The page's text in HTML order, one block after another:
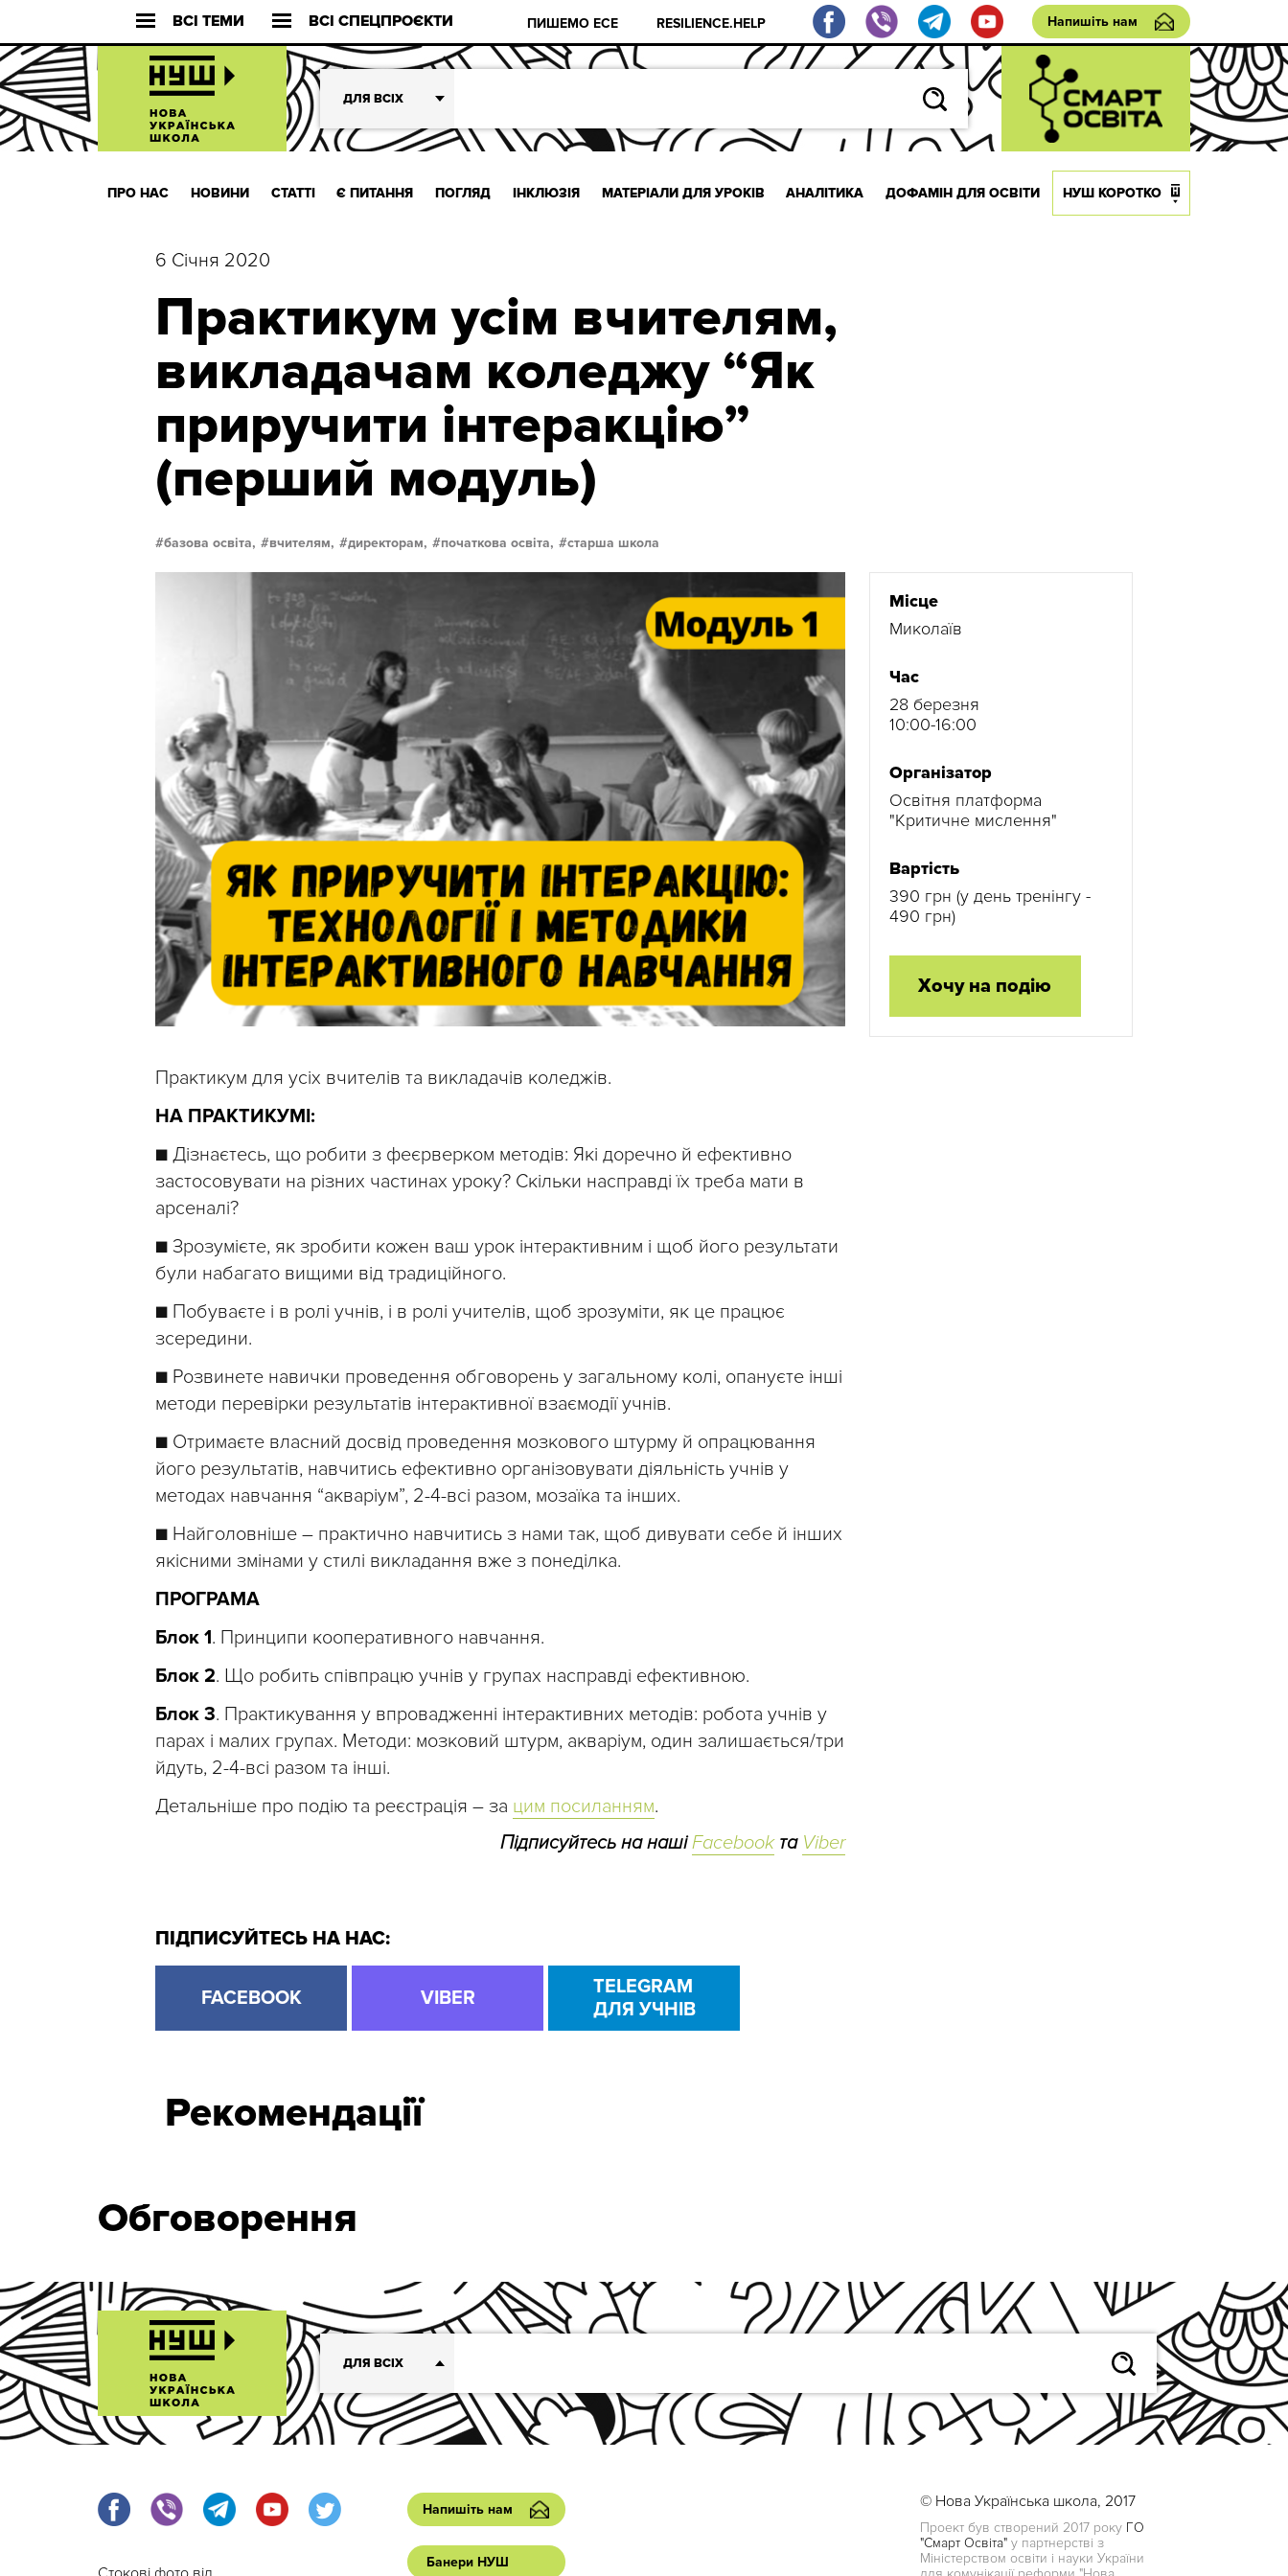
ВСІ ТЕМИ ВСІ СПЕЦПРОЄКТИ ПИШЕМО ЕСЕ RESILIENCE.HELP Напишіть нам
ДЛЯ ВСІХ
ПРО НАС НОВИНИ СТАТТІ Є ПИТАННЯ ПОГЛЯД ІНКЛЮЗІЯ МАТЕРІАЛИ ДЛЯ УРОКІВ АНАЛІТИКА ДОФАМІН ДЛЯ ОСВІТИ НУШ КОРОТКО
6 Січня 2020
Практикум усім вчителям,
викладачам коледжу “Як
приручити інтеракцію”
(перший модуль)
базова освіта, вчителям, директорам, початкова освіта, старша школа
Практикум для усіх вчителів та викладачів коледжів.
НА ПРАКТИКУМІ:
■ Дізнаєтесь, що робити з феєрверком методів: Які доречно й ефективно
застосовувати на різних частинах уроку? Скільки насправді їх треба мати в
арсеналі?
■ Зрозумієте, як зробити кожен ваш урок інтерактивним і щоб його результати
були набагато вищими від традиційного.
■ Побуваєте і в ролі учнів, і в ролі учителів, щоб зрозуміти, як це працює
зсередини.
■ Розвинете навички проведення обговорень у загальному колі, опануєте інші
методи перевірки результатів інтерактивної взаємодії учнів.
■ Отримаєте власний досвід проведення мозкового штурму й опрацювання
його результатів, навчитись ефективно організовувати діяльність учнів у
методах навчання “акваріум”, 2-4-всі разом, мозаїка та інших.
■ Найголовніше – практично навчитись з нами так, щоб дивувати себе й інших
якісними змінами у стилі викладання вже з понеділка.
ПРОГРАМА
Блок 1. Принципи кооперативного навчання.
Блок 2. Що робить співпрацю учнів у групах насправді ефективною.
Блок 3. Практикування у впровадженні інтерактивних методів: робота учнів у
парах і малих групах. Методи: мозковий штурм, акваріум, один залишається/три
йдуть, 2-4-всі разом та інші.
Детальніше про подію та реєстрація – за цим посиланням.
Підписуйтесь на нашіFacebookта Viber
Місце
Миколаїв
Час
28 березня
10:00-16:00
Організатор
Освітня платформа
"Критичне мислення"
Вартість
390 грн (у день тренінгу -
490 грн)
Хочу на подію
ПІДПИСУЙТЕСЬ НА НАС:
FACEBOOK VIBER
TELEGRAM
ДЛЯ УЧНІВ
Рекомендації
Обговорення
ДЛЯ ВСІХ
Напишіть нам
Банери НУШ
© Нова Українська школа, 2017
Проект був створений 2017 року ГО
"Смарт Освіта" у партнерстві з
Міністерством освіти і науки України